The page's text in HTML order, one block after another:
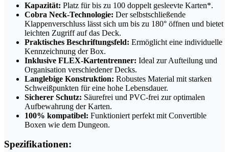
Kapazität: Platz für bis zu 100 doppelt gesleevte Karten*.
Cobra Neck-Technologie: Der selbstschließende
Klappenverschluss lässt sich um bis zu 180° öffnen und bietet
leichten Zugriff auf das Deck.
Praktisches Beschriftungsfeld: Ermöglicht eine individuelle
Kennzeichnung der Box.
Inklusive FLEX-Kartentrenner: Ideal zur Aufteilung und
Organisation verschiedener Decks.
Langlebige Konstruktion: Robustes Material mit starken
Schweißpunkten für eine hohe Lebensdauer.
Sicherer Schutz: Säurefrei und PVC-frei zur optimalen
Aufbewahrung der Karten.
100% kompatibel: Funktioniert perfekt mit Convertible
Boxen wie dem Dungeon.
Spezifikationen: